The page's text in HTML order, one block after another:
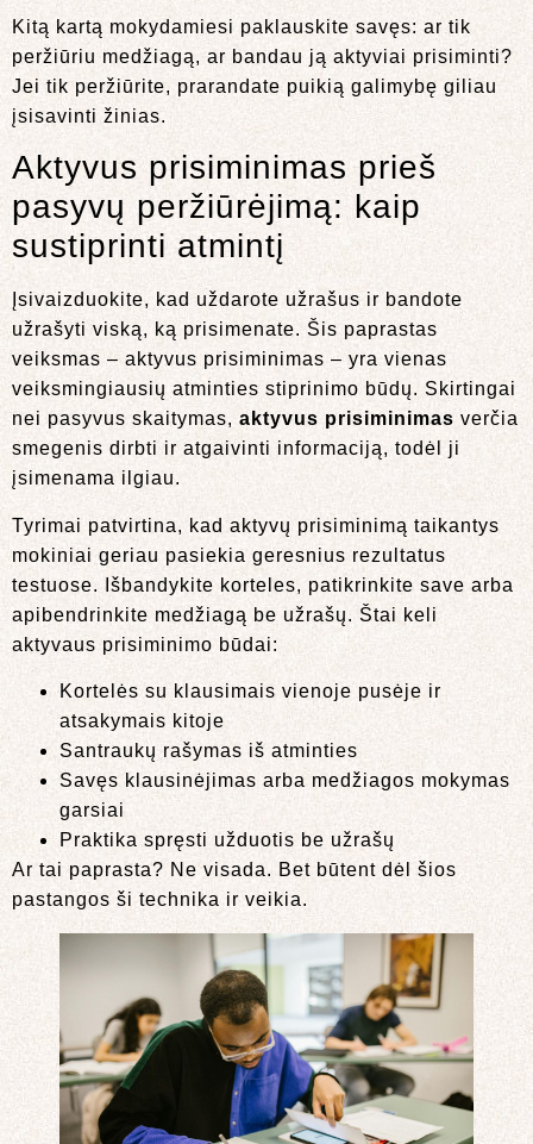
Kitą kartą mokydamiesi paklauskite savęs: ar tik
peržiūriu medžiagą, ar bandau ją aktyviai prisiminti?
Jei tik peržiūrite, prarandate puikią galimybę giliau
įsisavinti žinias.
Aktyvus prisiminimas prieš
pasyvų peržiūrėjimą: kaip
sustiprinti atmintį
Įsivaizduokite, kad uždarote užrašus ir bandote
užrašyti viską, ką prisimenate. Šis paprastas
veiksmas – aktyvus prisiminimas – yra vienas
veiksmingiausių atminties stiprinimo būdų. Skirtingai
nei pasyvus skaitymas, aktyvus prisiminimas verčia
smegenis dirbti ir atgaivinti informaciją, todėl ji
įsimenama ilgiau.
Tyrimai patvirtina, kad aktyvų prisiminimą taikantys
mokiniai geriau pasiekia geresnius rezultatus
testuose. Išbandykite korteles, patikrinkite save arba
apibendrinkite medžiagą be užrašų. Štai keli
aktyvaus prisiminimo būdai:
Kortelės su klausimais vienoje pusėje ir
atsakymais kitoje
Santraukų rašymas iš atminties
Savęs klausinėjimas arba medžiagos mokymas
garsiai
Praktika spręsti užduotis be užrašų
Ar tai paprasta? Ne visada. Bet būtent dėl šios
pastangos ši technika ir veikia.